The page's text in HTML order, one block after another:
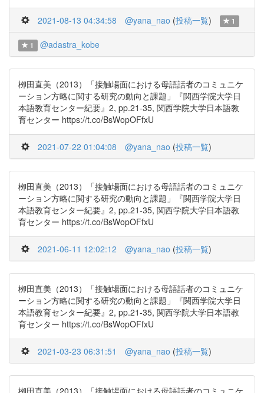
2021-08-13 04:34:58 @yana_nao (投稿一覧) 1
1 @adastra_kobe
栁田直美（2013）「接触場面における母語話者のコミュニケ
ーション方略に関する研究の動向と課題」『関西学院大学日
本語教育センター紀要』2, pp.21-35, 関西学院大学日本語教
育センター https://t.co/BsWopOFfxU
2021-07-22 01:04:08 @yana_nao (投稿一覧)
栁田直美（2013）「接触場面における母語話者のコミュニケ
ーション方略に関する研究の動向と課題」『関西学院大学日
本語教育センター紀要』2, pp.21-35, 関西学院大学日本語教
育センター https://t.co/BsWopOFfxU
2021-06-11 12:02:12 @yana_nao (投稿一覧)
栁田直美（2013）「接触場面における母語話者のコミュニケ
ーション方略に関する研究の動向と課題」『関西学院大学日
本語教育センター紀要』2, pp.21-35, 関西学院大学日本語教
育センター https://t.co/BsWopOFfxU
2021-03-23 06:31:51 @yana_nao (投稿一覧)
栁田直美（2013）「接触場面における母語話者のコミュニケ